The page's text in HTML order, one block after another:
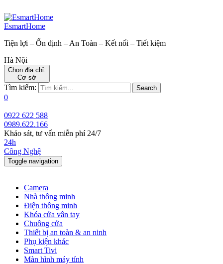
EsmartHome
Tiện lợi – Ổn định – An Toàn – Kết nối – Tiết kiệm
Hà Nội
Chọn địa chỉ:
Cơ sở
Tìm kiếm: Search
0
0922 622 588
0989.622.166
Khảo sát, tư vấn miễn phí 24/7
24h
Công Nghệ
Toggle navigation
Camera
Nhà thông minh
Điện thông minh
Khóa cửa vân tay
Chuông cửa
Thiết bị an toàn & an ninh
Phụ kiện khác
Smart Tivi
Màn hình máy tính